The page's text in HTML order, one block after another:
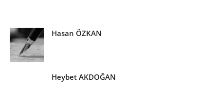
Hasan ÖZKAN
Heybet AKDOĞAN